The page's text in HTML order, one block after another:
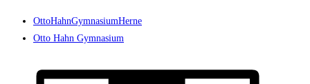
OttoHahnGymnasiumHerne
Otto Hahn Gymnasium